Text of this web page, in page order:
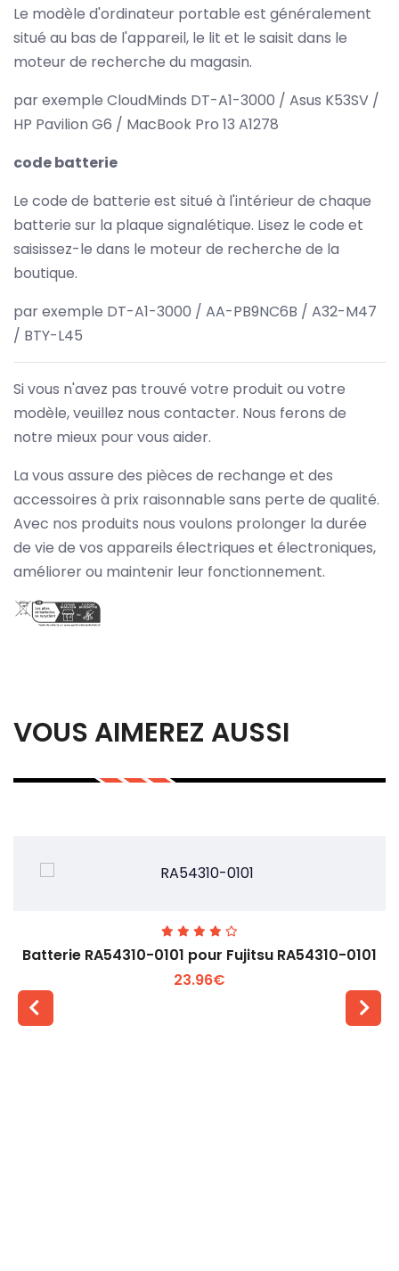
Le modèle d'ordinateur portable est généralement
situé au bas de l'appareil, le lit et le saisit dans le
moteur de recherche du magasin.
par exemple CloudMinds DT-A1-3000 / Asus K53SV /
HP Pavilion G6 / MacBook Pro 13 A1278
code batterie
Le code de batterie est situé à l'intérieur de chaque
batterie sur la plaque signalétique. Lisez le code et
saisissez-le dans le moteur de recherche de la
boutique.
par exemple DT-A1-3000 / AA-PB9NC6B / A32-M47
/ BTY-L45
Si vous n'avez pas trouvé votre produit ou votre
modèle, veuillez nous contacter. Nous ferons de
notre mieux pour vous aider.
La vous assure des pièces de rechange et des
accessoires à prix raisonnable sans perte de qualité.
Avec nos produits nous voulons prolonger la durée
de vie de vos appareils électriques et électroniques,
améliorer ou maintenir leur fonctionnement.
VOUS AIMEREZ AUSSI
Batterie RA54310-0101 pour Fujitsu RA54310-0101
23.96€